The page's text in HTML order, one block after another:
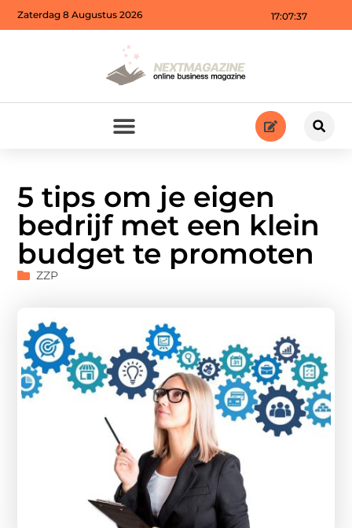
17:07:38
Zaterdag 8 Augustus 2026
5 tips om je eigen
bedrijf met een klein
budget te promoten
ZZP